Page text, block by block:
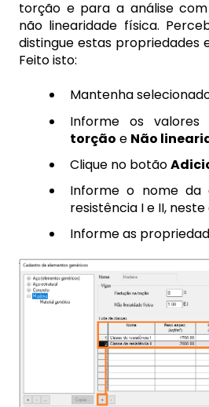
torção e para a análise
não linearidade física.
distingue estas propriedades
Feito isto:
Mantenha
Informe os valores
torção e Não
Clique no botão
Informe o nome da
resistência I e II,
Informe as